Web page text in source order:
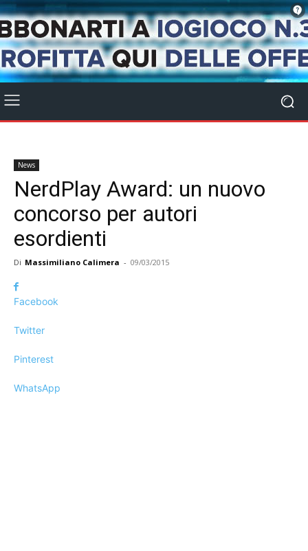
News
NerdPlay Award: un nuovo
concorso per autori
esordienti
Di Massimiliano Calimera - 09/03/2015
Facebook
Twitter
Pinterest
WhatsApp